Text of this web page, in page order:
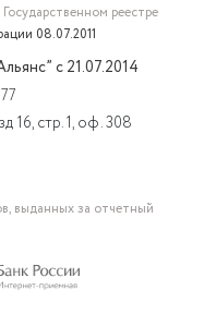
Государственном реестре
08.07.2011
с 21.07.2014
16, стр. 1, оф. 308
выданных за отчетный